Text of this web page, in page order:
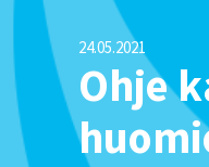
24.05.2021
Ohje